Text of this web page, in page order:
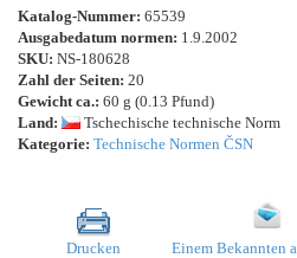
Katalog-Nummer: 65539
Ausgabedatum normen: 1.9.2002
SKU: NS-180628
Zahl der Seiten: 20
Gewicht ca.: 60 g (0.13 Pfund)
Land:
Tschechische technische Norm
Kategorie: Technische Normen ČSN
Drucken Einem Bekannten